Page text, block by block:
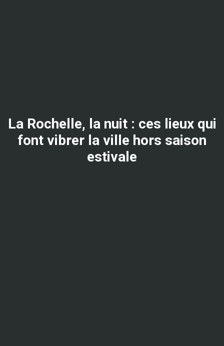
La Rochelle, la nuit : ces lieux qui
font vibrer la ville hors saison
estivale